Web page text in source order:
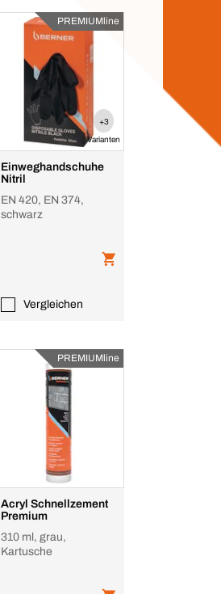
PREMIUMline
+3
Varianten
Einweghandschuhe
Nitril
EN 420, EN 374,
schwarz
Vergleichen
PREMIUMline
Acryl Schnellzement
Premium
310 ml, grau,
Kartusche